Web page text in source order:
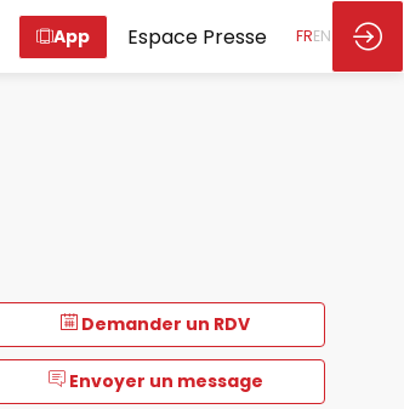
App Espace Presse FREN
Demander un RDV
Envoyer un message